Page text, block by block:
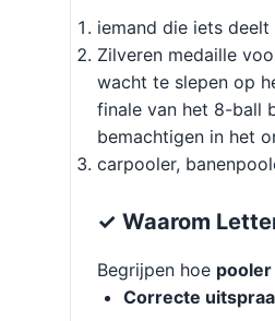
iemand die iets
Zilveren medaille
wacht te slepen op
finale van het 8-ball
bemachtigen in het
carpooler,
✓ Waarom
Begrijpen hoe pooler
Correcte